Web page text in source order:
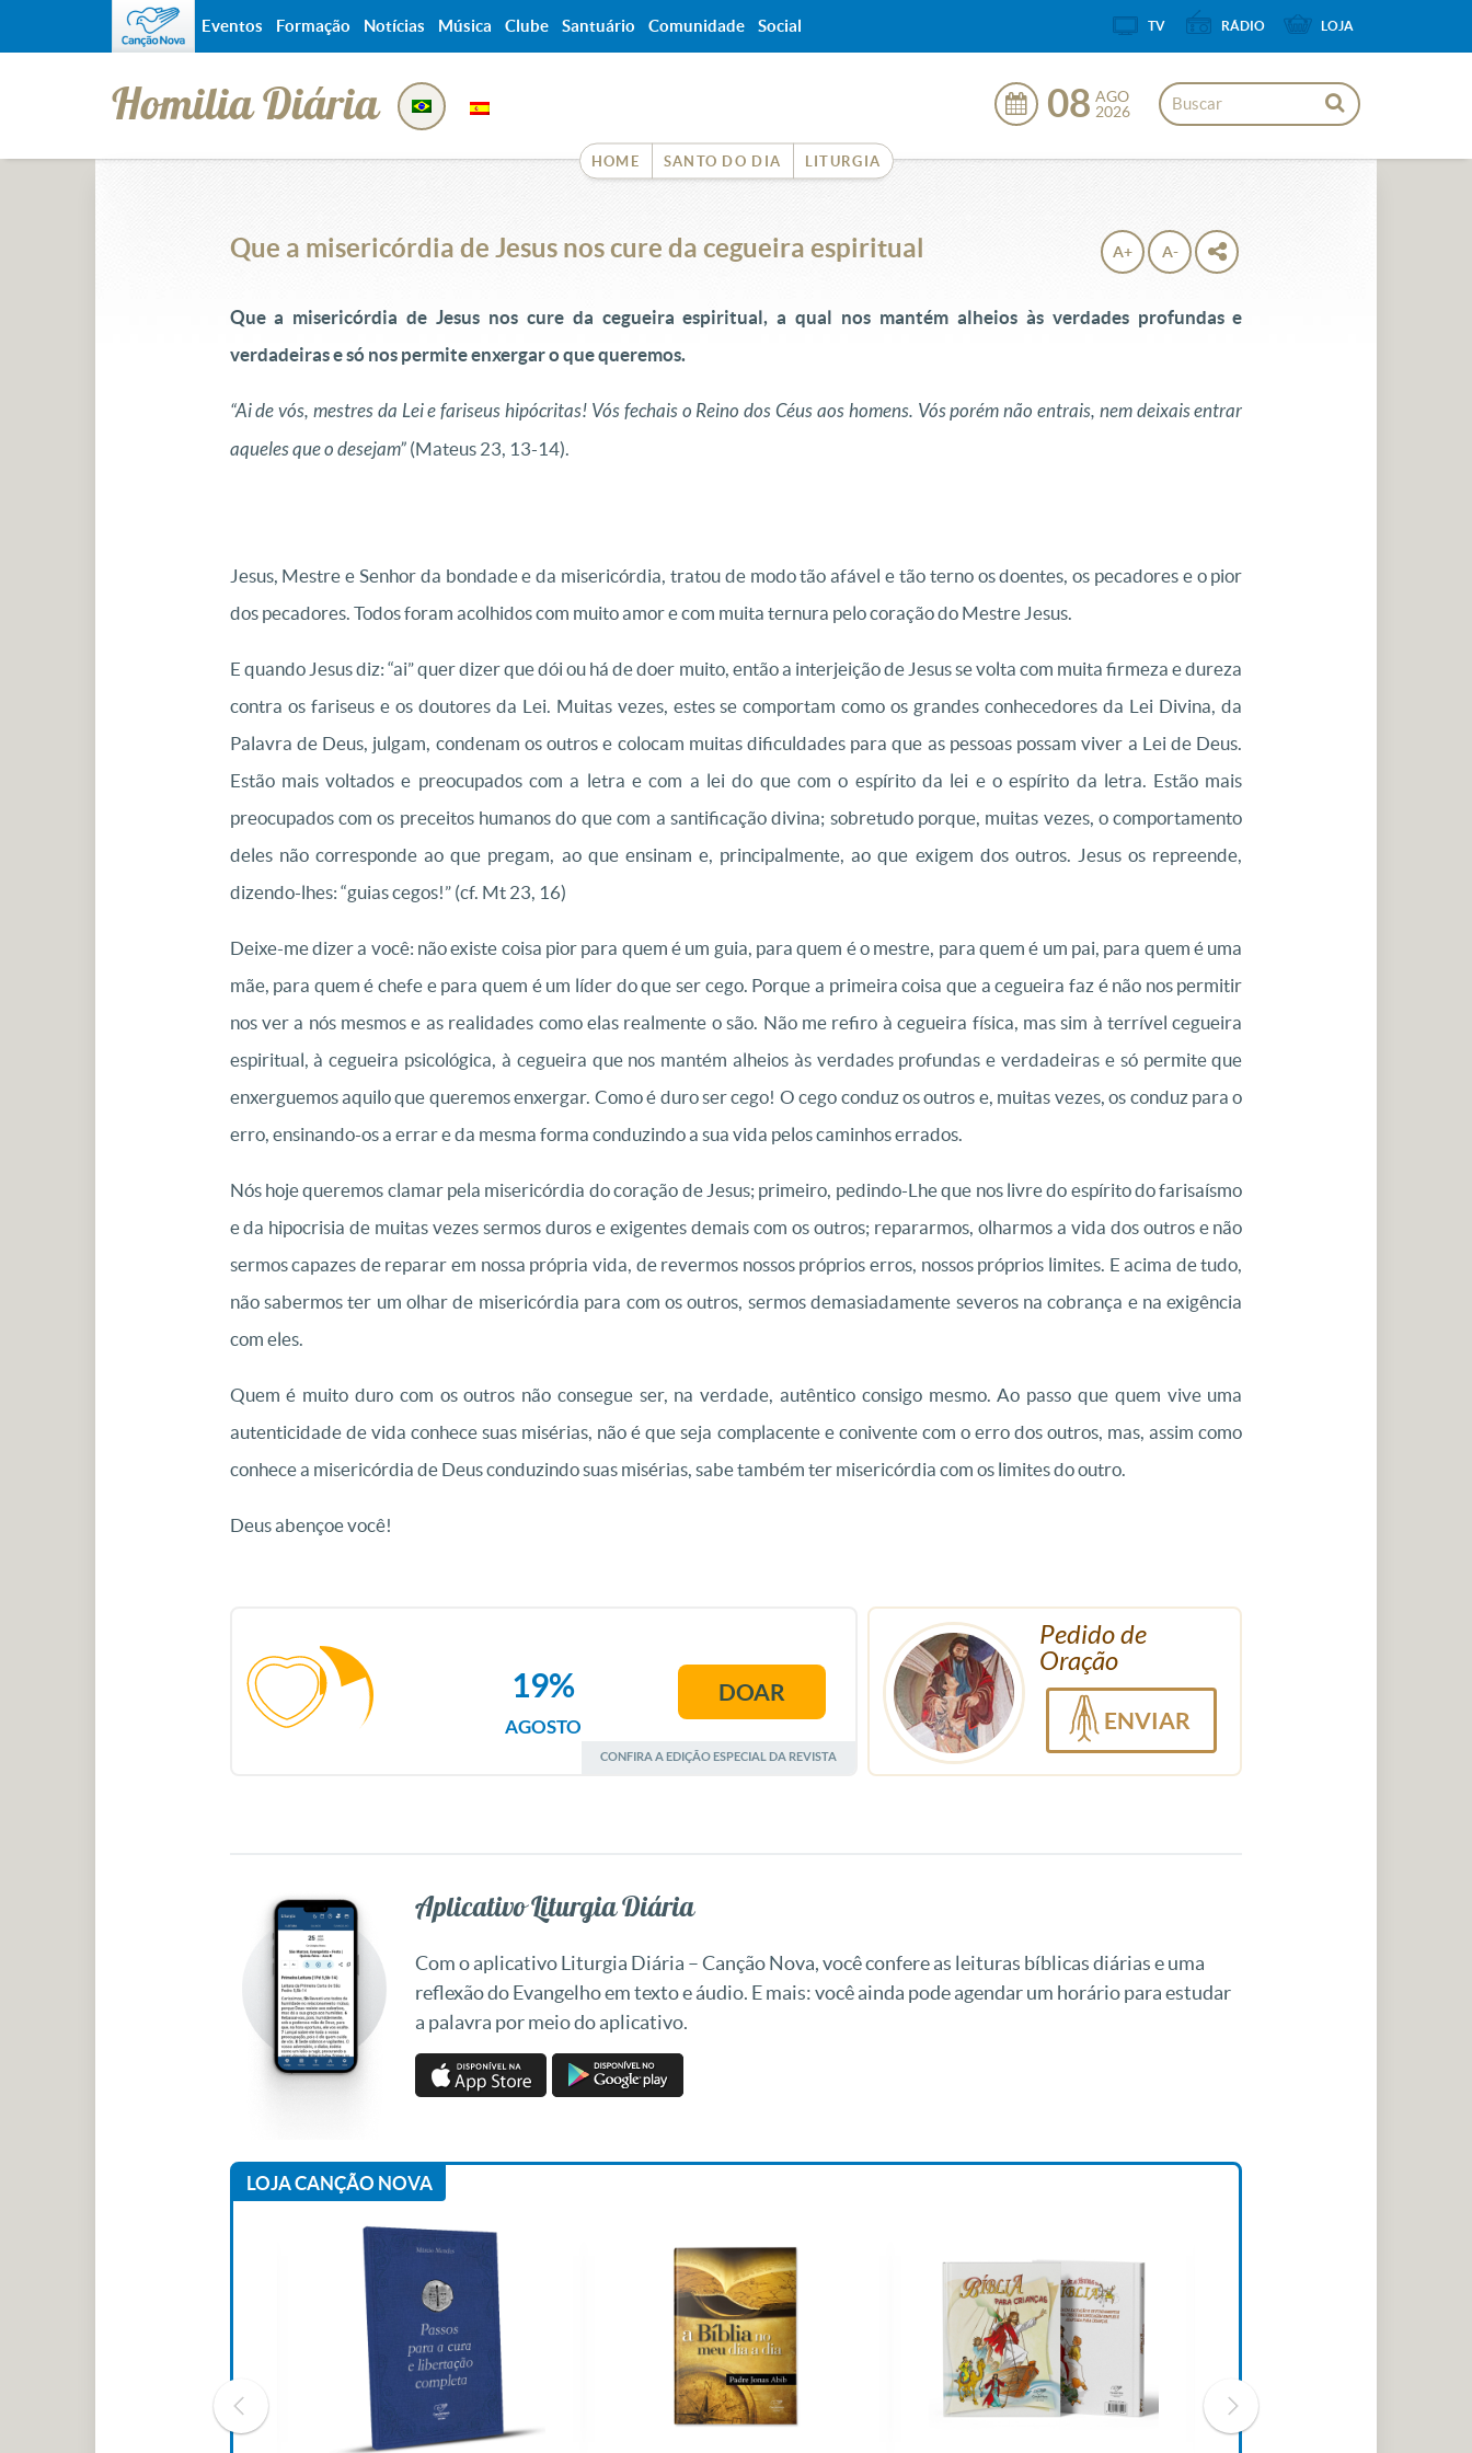
Homilia Diária
HOME SANTO DO DIA LITURGIA
08 AGO
2026
Que a misericórdia de Jesus nos cure da cegueira espiritual A+ A-
Que a misericórdia de Jesus nos cure da cegueira espiritual, a qual nos mantém alheios às verdades profundas e
verdadeiras e só nos permite enxergar o que queremos.
“Ai de vós, mestres da Lei e fariseus hipócritas! Vós fechais o Reino dos Céus aos homens. Vós porém não entrais, nem deixais entrar
aqueles que o desejam”(Mateus 23, 13-14).
Jesus, Mestre e Senhor da bondade e da misericórdia, tratou de modo tão afável e tão terno os doentes, os pecadores e o pior
dos pecadores. Todos foram acolhidos com muito amor e com muita ternura pelo coração do Mestre Jesus.
E quando Jesus diz: “ai” quer dizer que dói ou há de doer muito, então a interjeição de Jesus se volta com muita firmeza e dureza
contra os fariseus e os doutores da Lei. Muitas vezes, estes se comportam como os grandes conhecedores da Lei Divina, da
Palavra de Deus, julgam, condenam os outros e colocam muitas dificuldades para que as pessoas possam viver a Lei de Deus.
Estão mais voltados e preocupados com a letra e com a lei do que com o espírito da lei e o espírito da letra. Estão mais
preocupados com os preceitos humanos do que com a santificação divina; sobretudo porque, muitas vezes, o comportamento
deles não corresponde ao que pregam, ao que ensinam e, principalmente, ao que exigem dos outros. Jesus os repreende,
dizendo-lhes: “guias cegos!” (cf. Mt 23, 16)
Deixe-me dizer a você: não existe coisa pior para quem é um guia, para quem é o mestre, para quem é um pai, para quem é uma
mãe, para quem é chefe e para quem é um líder do que ser cego. Porque a primeira coisa que a cegueira faz é não nos permitir
nos ver a nós mesmos e as realidades como elas realmente o são. Não me refiro à cegueira física, mas sim à terrível cegueira
espiritual, à cegueira psicológica, à cegueira que nos mantém alheios às verdades profundas e verdadeiras e só permite que
enxerguemos aquilo que queremos enxergar. Como é duro ser cego! O cego conduz os outros e, muitas vezes, os conduz para o
erro, ensinando-os a errar e da mesma forma conduzindo a sua vida pelos caminhos errados.
Nós hoje queremos clamar pela misericórdia do coração de Jesus; primeiro, pedindo-Lhe que nos livre do espírito do farisaísmo
e da hipocrisia de muitas vezes sermos duros e exigentes demais com os outros; repararmos, olharmos a vida dos outros e não
sermos capazes de reparar em nossa própria vida, de revermos nossos próprios erros, nossos próprios limites. E acima de tudo,
não sabermos ter um olhar de misericórdia para com os outros, sermos demasiadamente severos na cobrança e na exigência
com eles.
Quem é muito duro com os outros não consegue ser, na verdade, autêntico consigo mesmo. Ao passo que quem vive uma
autenticidade de vida conhece suas misérias, não é que seja complacente e conivente com o erro dos outros, mas, assim como
conhece a misericórdia de Deus conduzindo suas misérias, sabe também ter misericórdia com os limites do outro.
Deus abençoe você!
AGOSTO
19% DOAR
CONFIRA A EDIÇÃO ESPECIAL DA REVISTA
Pedido de
Oração
ENVIAR
Aplicativo Liturgia Diária
Com o aplicativo Liturgia Diária – Canção Nova, você confere as leituras bíblicas diárias e uma
reflexão do Evangelho em texto e áudio. E mais: você ainda pode agendar um horário para estudar
a palavra por meio do aplicativo.
LOJA CANÇÃO NOVA
Eventos Formação Notícias Música Clube Santuário Comunidade Social TV RÁDIO LOJA